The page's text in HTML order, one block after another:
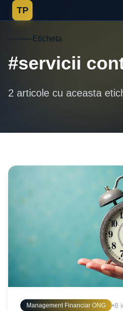
TP
Eticheta
#servicii
2 articole cu aceasta
Management Financiar ONG •8